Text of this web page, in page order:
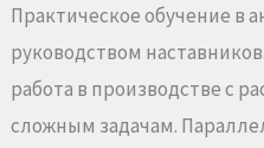
Практическое обучение в
руководством
работа в производстве с
сложным задачам.